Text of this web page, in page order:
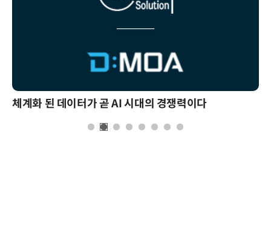
체계화 된 데이터가 곧 AI 시대의 경쟁력이다